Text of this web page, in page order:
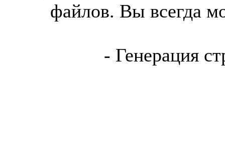
файлов. Вы всегда
- Генерация